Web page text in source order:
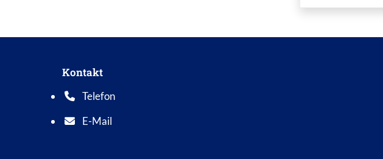
Kontakt
Telefon
Telefonnummer: 0 5 6 2 1 7 0 1 0
E-Mail
E-Mail Adresse: info@bad-wildungen.de